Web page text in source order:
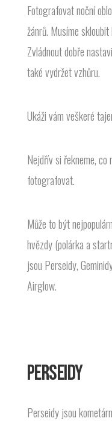
Fotografovat noční
žánrů. Musíme
Zvládnout dobře
také vydržet vzhůru.
Ukáži vám veškeré
Nejdřív si řekneme, co
fotografovat.
Může to být
hvězdy (polárka a
jsou Perseidy,
Airglow.
PERSEIDY
Perseidy jsou